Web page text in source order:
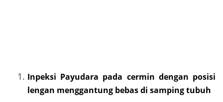
Inpeksi Payudara pada cermin dengan posisi
lengan menggantung bebas di samping tubuh